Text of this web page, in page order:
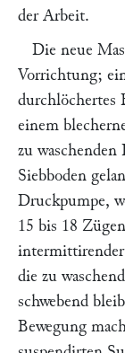
der Arbeit.
Die neue
Vorrichtung;
durchlöchertes
einem
zu
Siebboden
Druckpumpe,
15 bis 18
intermittirender
die zu
schwebend
Bewegung